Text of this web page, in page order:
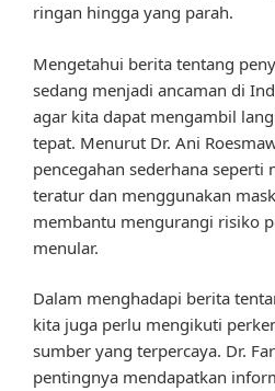
ringan hingga yang parah.
Mengetahui berita tentang
sedang menjadi ancaman di
agar kita dapat mengambil
tepat. Menurut Dr. Ani
pencegahan sederhana seperti
teratur dan menggunakan
membantu mengurangi risiko
menular.
Dalam menghadapi berita
kita juga perlu mengikuti
sumber yang terpercaya. Dr.
pentingnya mendapatkan